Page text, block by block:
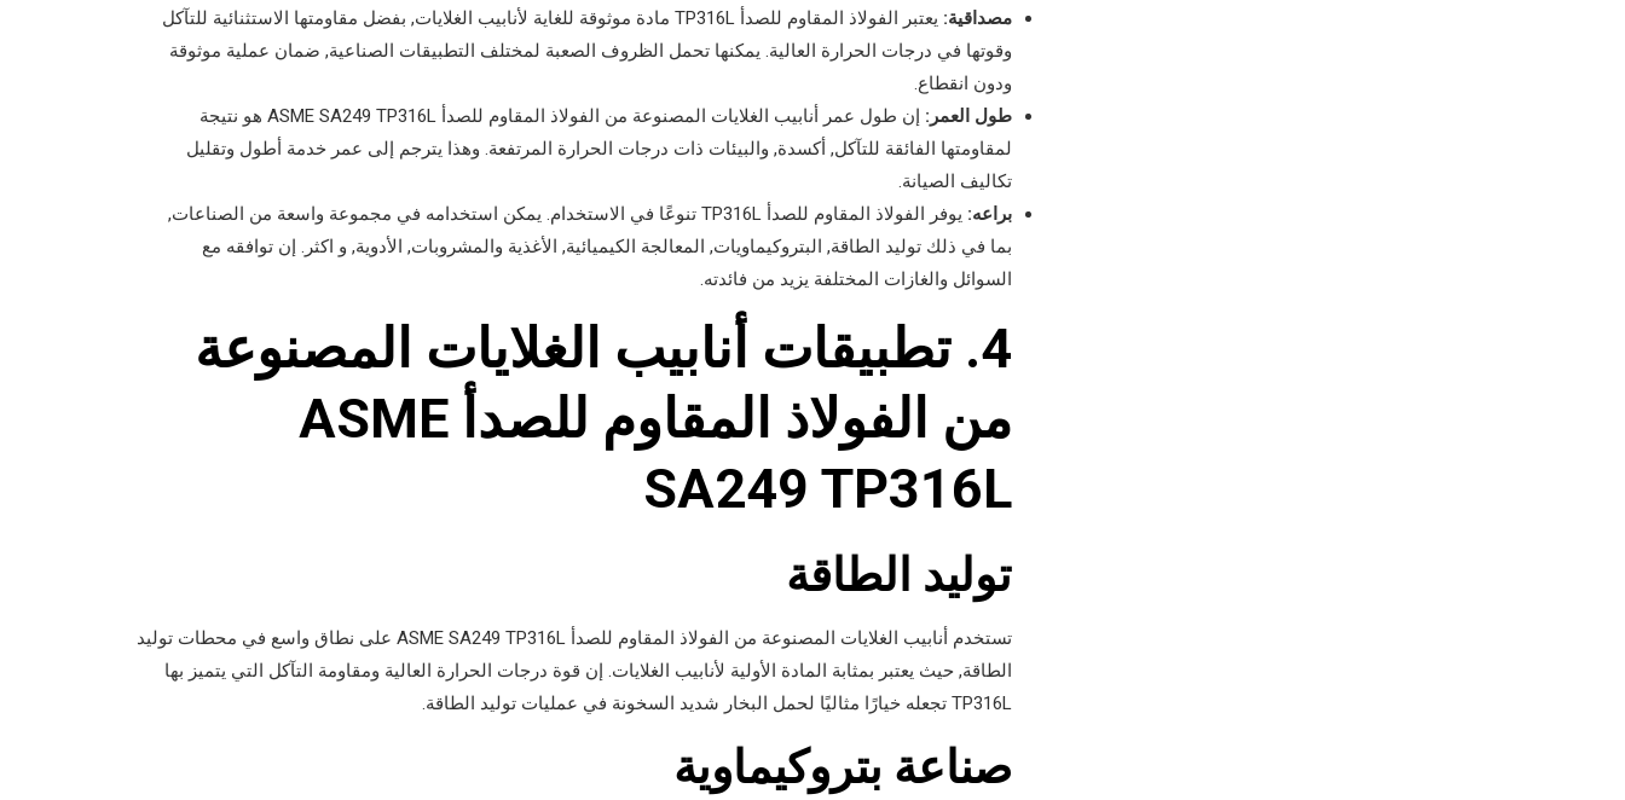
مصداقية:
يعتبر الفولاذ المقاوم للصدأ TP316L مادة موثوقة للغاية لأنابيب الغلايات, بفضل مقاومتها الاستثنائية للتآكل
وقوتها في درجات الحرارة العالية. يمكنها تحمل الظروف الصعبة لمختلف التطبيقات الصناعية, ضمان عملية موثوقة
ودون انقطاع.
طول العمر:
إن طول عمر أنابيب الغلايات المصنوعة من الفولاذ المقاوم للصدأ ASME SA249 TP316L هو نتيجة
لمقاومتها الفائقة للتآكل, أكسدة, والبيئات ذات درجات الحرارة المرتفعة. وهذا يترجم إلى عمر خدمة أطول وتقليل
تكاليف الصيانة.
براعه:
يوفر الفولاذ المقاوم للصدأ TP316L تنوعًا في الاستخدام. يمكن استخدامه في مجموعة واسعة من الصناعات,
بما في ذلك توليد الطاقة, البتروكيماويات, المعالجة الكيميائية, الأغذية والمشروبات, الأدوية, و اكثر. إن توافقه مع
السوائل والغازات المختلفة يزيد من فائدته.
4. تطبيقات أنابيب الغلايات المصنوعة
من الفولاذ المقاوم للصدأ ASME
SA249 TP316L
توليد الطاقة
تستخدم أنابيب الغلايات المصنوعة من الفولاذ المقاوم للصدأ ASME SA249 TP316L على نطاق واسع في محطات توليد
الطاقة, حيث يعتبر بمثابة المادة الأولية لأنابيب الغلايات. إن قوة درجات الحرارة العالية ومقاومة التآكل التي يتميز بها
TP316L تجعله خيارًا مثاليًا لحمل البخار شديد السخونة في عمليات توليد الطاقة.
صناعة بتروكيماوية